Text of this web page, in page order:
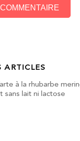
ARTICLES
à la rhubarbe
sans lait ni lactose